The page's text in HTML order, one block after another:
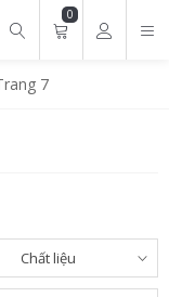
0
7
Chất liệu